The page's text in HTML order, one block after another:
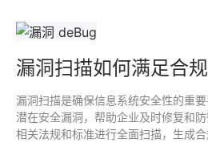
漏洞扫描如何满足合
漏洞扫描是确保信息系统安全性的重
潜在安全漏洞，帮助企业及时修复和
相关法规和标准进行全面扫描，生成